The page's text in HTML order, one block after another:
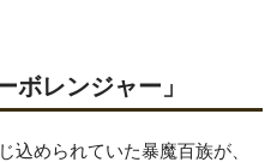
ボレンジャー」
込められていた暴魔百族が、